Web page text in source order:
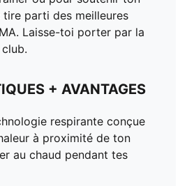
parti des meilleures
Laisse-toi porter par la
+ AVANTAGES
respirante conçue
à proximité de ton
au chaud pendant tes